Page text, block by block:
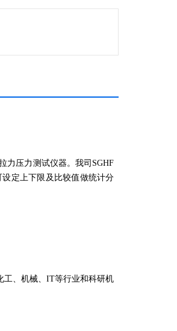
力压力测试仪器。我司SGHF
定上下限及比较值做统计分
工、机械、IT等行业和科研机